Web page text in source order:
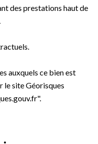
des prestations haut de
auxquels ce bien est
le site Géorisques